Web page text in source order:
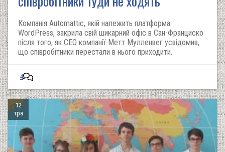
Компанія Automattic, якій належить платформа
WordPress, закрила свій шикарний офіс в Сан-Франциско
після того, як CEO компанії Метт Мулленвег усвідомив,
що співробітники перестали в нього приходити.
4
12
тра